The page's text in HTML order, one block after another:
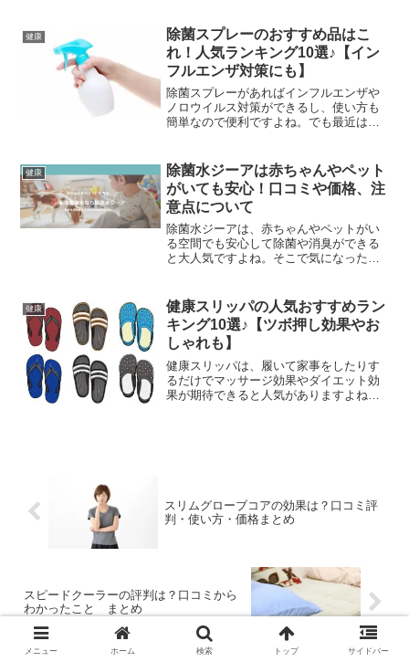
化が激しかったりすると健康にも気を使
いたいところですよね...
健康
除菌スプレーのおすすめ品はこ
れ！人気ランキング10選♪【イン
フルエンザ対策にも】
除菌スプレーがあればインフルエンザや
ノロウイルス対策ができるし、使い方も
簡単なので便利ですよね。でも最近は含
迷ってしまいますよね。そこで今回は、
除菌スプレーのおすすめ品を人気ランキ
ング形式でご紹介します。選び方のコツ
や口コミもまとめてるので、ぜひ参考に
してくださいね。
健康
除菌水ジーアは赤ちゃんやペット
がいても安心！口コミや価格、注
意点について
除菌水ジーアは、赤ちゃんやペットがい
る空間でも安心して除菌や消臭ができる
と大人気ですよね。そこで気になったの
めてみました。受験生のいるご家庭やウ
イルス対策でおすすめの除菌水を探して
るという方も、ぜひ参考にしてみてくだ
さいね。
健康
健康スリッパの人気おすすめラン
キング10選♪【ツボ押し効果やお
しゃれも】
健康スリッパは、履いて家事をしたりす
るだけでマッサージ効果やダイエット効
果が期待できると人気がありますよね。
りの健康スリッパを見つけてください
ね。
スリムグローブコアの効果は？口コミ評
判・使い方・価格まとめ
スピードクーラーの評判は？口コミから
わかったこと まとめ
メニュー ホーム 検索 トップ サイドバー